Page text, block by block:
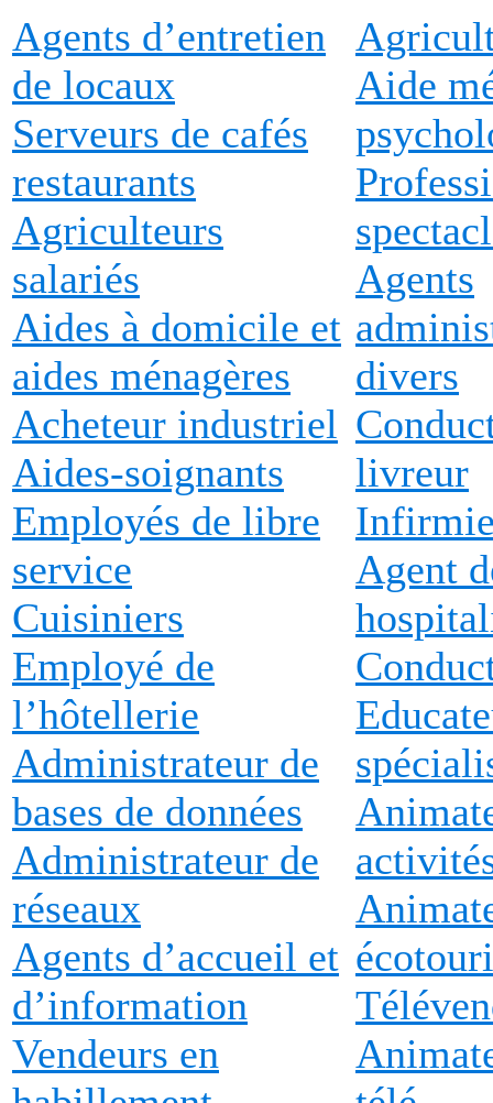
Agents d’entretien
de locaux
Serveurs de cafés
restaurants
Agriculteurs
salariés
Aides à domicile et
aides ménagères
Acheteur industriel
Aides-soignants
Employés de libre
service
Cuisiniers
Employé de
l’hôtellerie
Administrateur de
bases de données
Administrateur de
réseaux
Agents d’accueil et
d’information
Vendeurs en
Aide
Agents
divers
livreur
Agent